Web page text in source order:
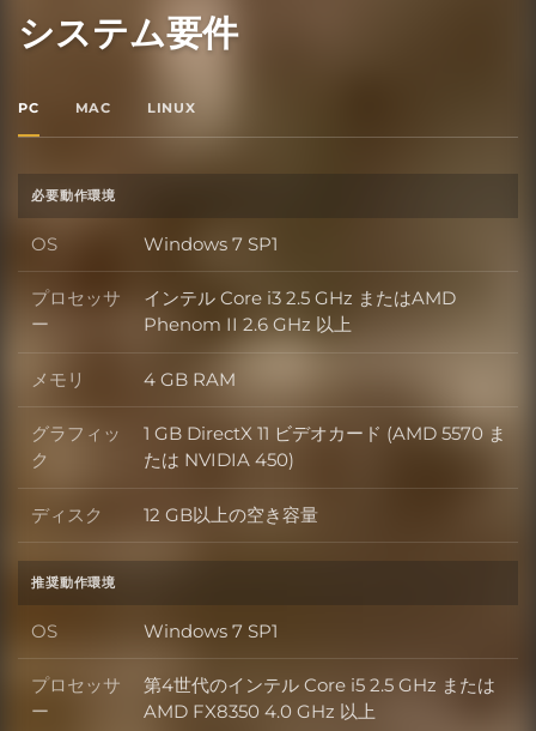
システム要件
PC MAC LINUX
必要動作環境
OS OS
Windows 7 SP1
プロセッサ
ー
プロセッサー
インテル Core i3 2.5 GHz またはAMD
Phenom II 2.6 GHz 以上
メモリ メモリ
4 GB RAM
グラフィッ
ク
グラフィック
1 GB DirectX 11 ビデオカード (AMD 5570 ま
たは NVIDIA 450)
ディスク ディスク
12 GB以上の空き容量
推奨動作環境
OS OS
Windows 7 SP1
プロセッサ
ー
プロセッサー
第4世代のインテル Core i5 2.5 GHz または
AMD FX8350 4.0 GHz 以上